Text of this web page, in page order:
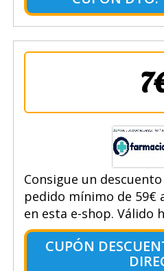
Consigue un
pedido mínimo de 59€
en esta e-shop. Válido
CUPÓN